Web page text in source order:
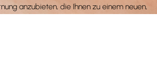
anzubieten, die Ihnen zu einem neuen,